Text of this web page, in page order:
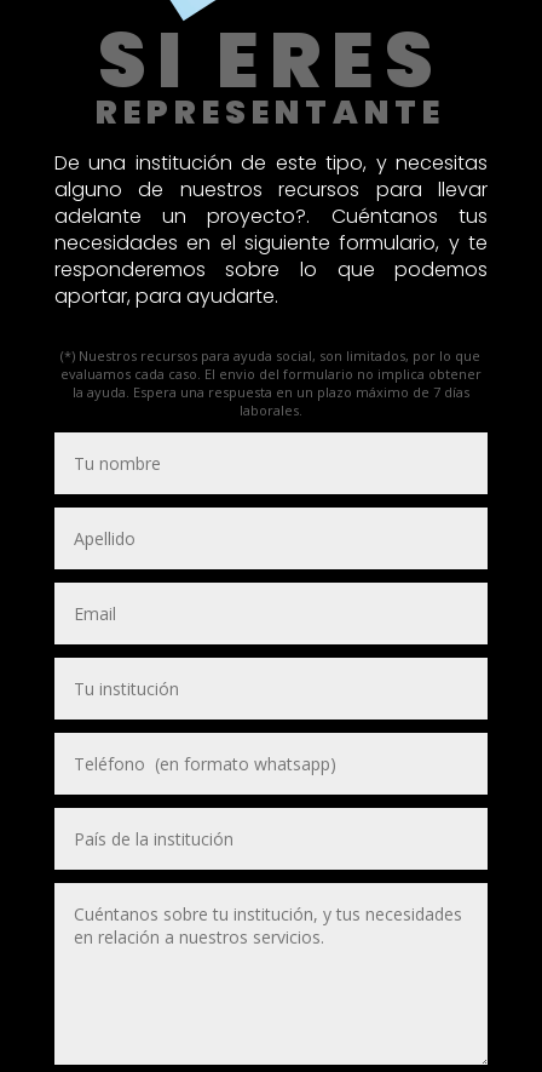
SI ERES
REPRESENTANTE
De una institución de este tipo, y necesitas
alguno de nuestros recursos para llevar
adelante un proyecto?. Cuéntanos tus
necesidades en el siguiente formulario, y te
responderemos sobre lo que podemos
aportar, para ayudarte.
(*) Nuestros recursos para ayuda social, son limitados, por lo que
evaluamos cada caso. El envio del formulario no implica obtener
la ayuda. Espera una respuesta en un plazo máximo de 7 días
laborales.